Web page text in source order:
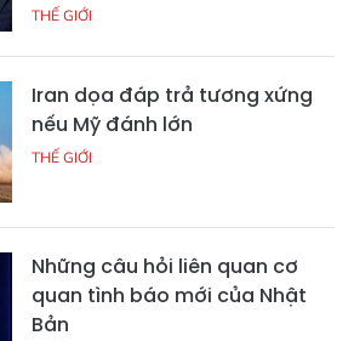
THẾ GIỚI
Iran dọa đáp trả tương xứng
nếu Mỹ đánh lớn
THẾ GIỚI
Những câu hỏi liên quan cơ
quan tình báo mới của Nhật
Bản